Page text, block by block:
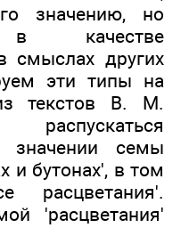
значению, но
в качестве
смыслах других
эти типы на
текстов В. М.
семы
и бутонах', в том
расцветания'.
'расцветания'